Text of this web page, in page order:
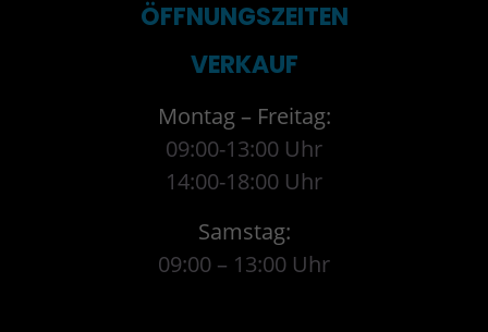
ÖFFNUNGSZEITEN
VERKAUF
Montag – Freitag:
09:00-13:00 Uhr
14:00-18:00 Uhr
Samstag:
09:00 – 13:00 Uhr